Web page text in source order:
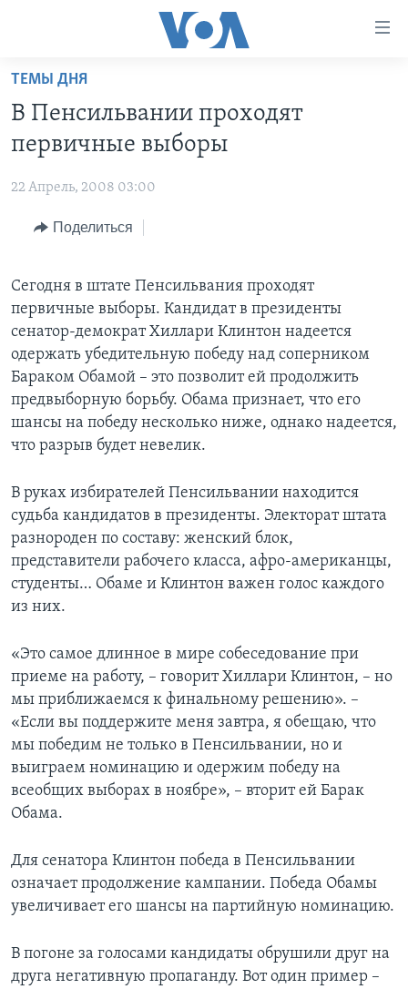
Перейти
основной
контент
Перейти
навигации
НОВОСТИ ЗА МИНУТУ
ИТОГИ
ДИСКУССИЯ VOA
ДЕТАЛИ
НЬЮ-ЙОРК NEW YORK
АМЕРИКА. БОЛЬШОЕ ПУТЕШЕСТВИЕ
ПРОЕКТЫ
УЧИМ АНГЛИЙСКИЙ
НАША АМЕРИКАНСКАЯ ИСТОРИЯ
АРТЕФАКТЫ
АМЕРИКАНСКИЕ ГОРОДКИ
ТЕСТЫ
ЭКСПЕРТИЗА
ИНТЕРВЬЮ
ЗА СВОБОДУ ПРЕССЫ
УЧИМ АНГЛИЙСКИЙ
ВИДЕО
ПОДПИСКА НА НОВОСТИ
Learning English
СОЦИАЛЬНЫЕ СЕТИ
ТЕМЫ ДНЯ
В Пенсильвании проходят
первичные выборы
22 Апрель, 2008 03:00
Поделиться
Сегодня в штате Пенсильвания проходят
первичные выборы. Кандидат в президенты
сенатор-демократ Хиллари Клинтон надеется
одержать убедительную победу над соперником
Бараком Обамой – это позволит ей продолжить
предвыборную борьбу. Обама признает, что его
шансы на победу несколько ниже, однако надеется,
что разрыв будет невелик.
В руках избирателей Пенсильвании находится
судьба кандидатов в президенты. Электорат штата
разнороден по составу: женский блок,
представители рабочего класса, афро-американцы,
студенты… Обаме и Клинтон важен голос каждого
из них.
«Это самое длинное в мире собеседование при
приеме на работу, – говорит Хиллари Клинтон, – но
мы приближаемся к финальному решению». –
«Если вы поддержите меня завтра, я обещаю, что
мы победим не только в Пенсильвании, но и
выиграем номинацию и одержим победу на
всеобщих выборах в ноябре», – вторит ей Барак
Обама.
Для сенатора Клинтон победа в Пенсильвании
означает продолжение кампании. Победа Обамы
увеличивает его шансы на партийную номинацию.
В погоне за голосами кандидаты обрушили друг на
друга негативную пропаганду. Вот один пример –